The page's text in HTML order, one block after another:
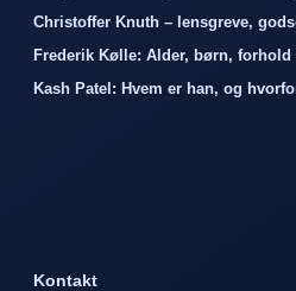
Christoffer Knuth – lensgreve,
Frederik Kølle: Alder, børn,
Kash Patel: Hvem er han, og
Kontakt